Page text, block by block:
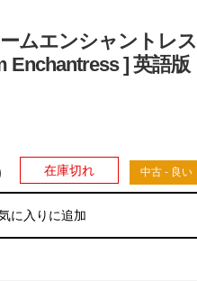
ムエンシャントレス
Enchantress ] 英語版
中古 - 良い
在庫切れ
に入りに追加